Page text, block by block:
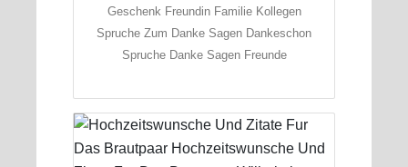
Geschenk Freundin Familie Kollegen
Spruche Zum Danke Sagen Dankeschon
Spruche Danke Sagen Freunde